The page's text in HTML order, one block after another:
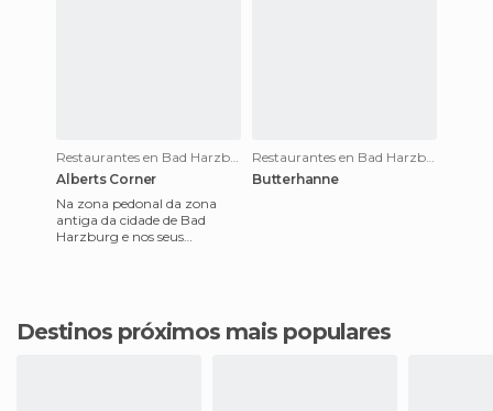
Restaurantes en Bad Harzburg
Alberts Corner
Na zona pedonal da zona
antiga da cidade de Bad
Harzburg e nos seus
Restaurantes en Bad Harzburg
Butterhanne
Destinos próximos mais populares